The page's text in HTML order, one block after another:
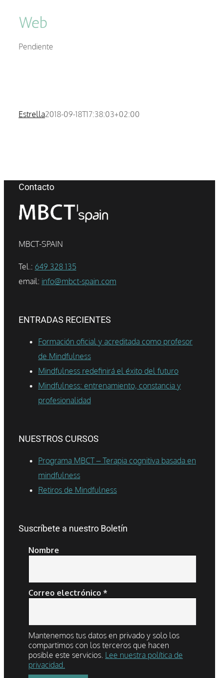
Web
Pendiente
Estrella2018-09-18T17:38:03+02:00
Contacto
MBCT-SPAIN
Tel.: 649 328 135
email: info@mbct-spain.com
ENTRADAS RECIENTES
Formación oficial y acreditada como profesor
de Mindfulness
Mindfulness redefinirá el éxito del futuro
Mindfulness: entrenamiento, constancia y
profesionalidad
NUESTROS CURSOS
Programa MBCT – Terapia cognitiva basada en
mindfulness
Retiros de Mindfulness
Suscríbete a nuestro Boletín
Nombre
Correo electrónico *
Mantenemos tus datos en privado y solo los
compartimos con los terceros que hacen
posible este servicios. Lee nuestra política de
privacidad.